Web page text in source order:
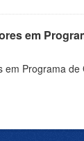
em
em Programa de